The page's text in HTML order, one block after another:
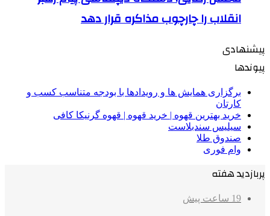
انقلاب را چارچوب مذاکره قرار دهد
پیشنهادی
پیوندها
برگزاری همایش ها و رویدادها با بودجه متناسب کسب و
کارتان
خرید بهترین قهوه | خرید قهوه | قهوه گرنیکا کافی
سیلیس سندبلاست
صندوق طلا
وام فوری
پربازدید هفته
19 ساعت پیش